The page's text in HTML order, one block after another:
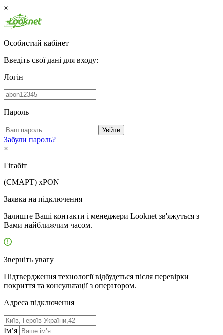
×
Особистий кабінет
Введіть свої дані для входу:
Логін
Пароль
Увійти
Забули пароль?
×
Гігабіт
(СМАРТ) xPON
Заявка на підключення
Залиште Ваші контакти і менеджери Looknet зв'яжуться з
Вами найближчим часом.
Зверніть увагу
Підтвердження технології відбудеться після перевірки
покриття та консультації з оператором.
Адресa підключення
Ім’я